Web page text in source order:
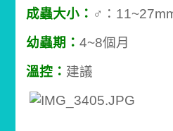
成蟲大小： ♂：
幼蟲期：4~8個月
溫控： 建議